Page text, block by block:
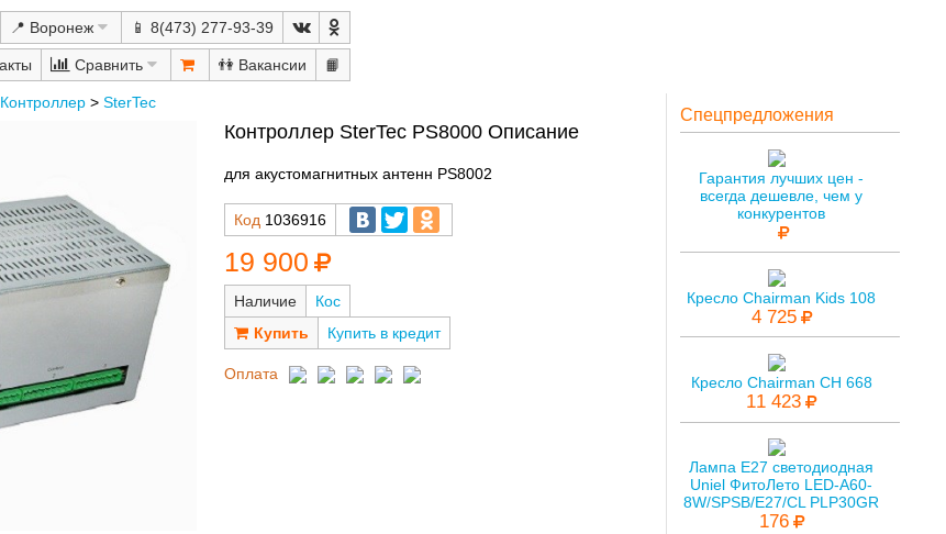
📍 Воронеж 📱 8(473) 277-93-39
Сравнить 👫 📙
Контроллер> SterTec
Контроллер SterTec PS8000 Описание
для акустомагнитных антенн PS8002
Код 1036916
19 900
Наличие
Кос
Купить в кредит
Оплата
Спецпредложения
Гарантия лучших цен -
всегда дешевле, чем у
конкурентов
Кресло Chairman Kids 108
4 725
Кресло Chairman CH 668
11 423
Лампа E27 светодиодная
Uniel ФитоЛето LED-A60-
8W/SPSB/E27/CL PLP30GR
176